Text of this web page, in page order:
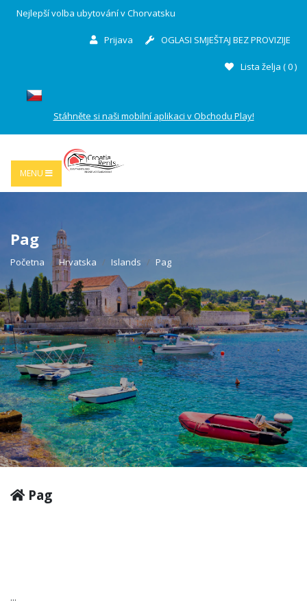
Nejlepší volba ubytování v Chorvatsku
Prijava OGLASI SMJEŠTAJ BEZ PROVIZIJE
Lista želja (0)
Stáhněte si naši mobilní aplikaci v Obchodu Play!
MENU
Pag
Početna Hrvatska Islands Pag
Pag
...